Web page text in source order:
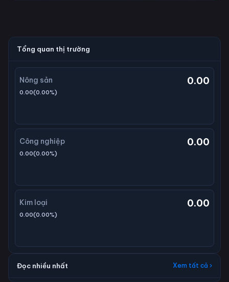
Tổng quan thị trường
Nông sản 0.00
0.00(0.00%)
Công nghiệp 0.00
0.00(0.00%)
Kim loại 0.00
0.00(0.00%)
Đọc nhiều nhất Xem tất cả ›